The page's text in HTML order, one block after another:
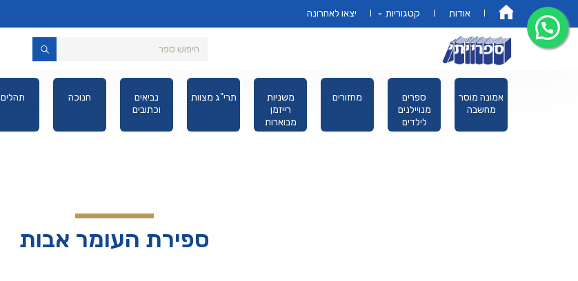
אודות קטגוריות יצאו לאחרונה
תהלים חנוכה
נביאים
וכתובים
תרי"ג מצוות
משניות
רייזמן
מבוארות
מהדורת כיס
מחזורים
ספרים
מנויילנים
לילדים
אמונה מוסר
מחשבה
ספירת העומר אבות